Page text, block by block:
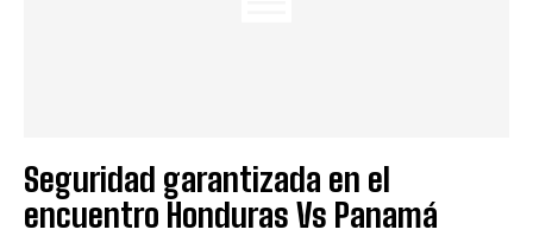
Seguridad garantizada en el
encuentro Honduras Vs Panamá